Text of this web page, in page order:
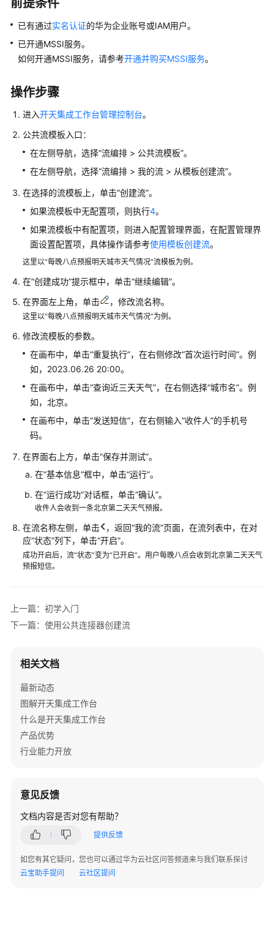
门
用
简
介
初
学
入
使
用
模
板
创
建
流
使
公
共
连
器
创
建
流
进
阶
能
力
高
阶
能
力
修
录
指
最
佳
实
践
考
前提条件
已有通过实名认证的华为企业账号或IAM用户。
已开通MSSI服务。
如何开通MSSI服务，请参考开通并购买MSSI服务。
操作步骤
进入开天集成工作台管理控制台。
公共流模板入口：
在左侧导航，选择“流编排 > 公共流模板”。
在左侧导航，选择“流编排 > 我的流 > 从模板创建流”。
在选择的流模板上，单击“创建流”。
如果流模板中无配置项，则执行4。
如果流模板中有配置项，则进入配置管理界面，在配置管理界
面设置配置项，具体操作请参考使用模板创建流。
这里以“每晚八点预报明天城市天气情况”流模板为例。
在“创建成功”提示框中，单击“继续编辑”。
在界面左上角，单击
，修改流名称。
这里以“每晚八点预报明天城市天气情况”为例。
修改流模板的参数。
在画布中，单击“重复执行”，在右侧修改“首次运行时间”。例
如，2023.06.26 20:00。
在画布中，单击“查询近三天天气”，在右侧选择“城市名”。例
如，北京。
在画布中，单击“发送短信”，在右侧输入“收件人”的手机号
码。
在界面右上方，单击“保存并测试”。
在“基本信息”框中，单击“运行”。
在“运行成功”对话框，单击“确认”。
收件人会收到一条北京第二天天气预报。
在流名称左侧，单击
，返回“我的流”页面，在流列表中，在对
应“状态”列下，单击“开启”。
成功开启后，流“状态”变为“已开启”。用户每晚八点会收到北京第二天天气
预报短信。
上一篇：初学入门
下一篇：使用公共连接器创建流
相关文档
最新动态
图解开天集成工作台
什么是开天集成工作台
产品优势
行业能力开放
意见反馈
文档内容是否对您有帮助？
提供反馈
如您有其它疑问，您也可以通过华为云社区问答频道来与我们联系探讨
云宝助手提问
云社区提问